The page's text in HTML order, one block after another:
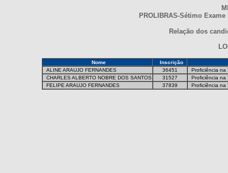
PROLIBRAS-Sétimo
Relação dos
Nome
Inscrição
ALINE ARAUJO FERNANDES
36451
Proficiência na
CHARLES ALBERTO NOBRE DOS SANTOS
31527
Proficiência na
FELIPE ARAUJO FERNANDES
37839 Proficiência na